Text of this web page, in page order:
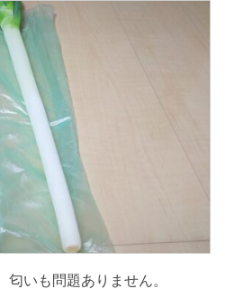
いも問題ありません。